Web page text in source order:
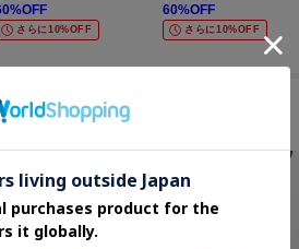
%OFF
さらに10%OFF
60%OFF
さらに10%OFF
イテムからのおすすめ